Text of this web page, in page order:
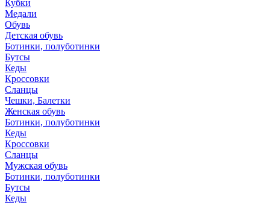
Кубки
Медали
Обувь
Детская обувь
Ботинки, полуботинки
Бутсы
Кеды
Кроссовки
Сланцы
Чешки, Балетки
Женская обувь
Ботинки, полуботинки
Кеды
Кроссовки
Сланцы
Мужская обувь
Ботинки, полуботинки
Бутсы
Кеды